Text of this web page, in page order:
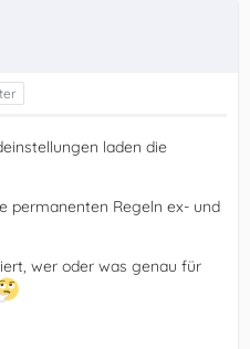
laden die
permanenten Regeln ex- und
wer oder was genau für